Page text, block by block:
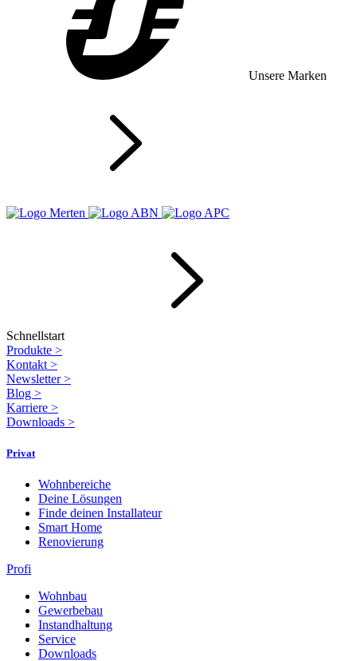
Unsere Marken
Schnellstart
Produkte >
Kontakt >
Newsletter>
Blog >
Karriere >
Downloads >
Privat
Wohnbereiche
Deine Lösungen
Finde deinen Installateur
Smart Home
Renovierung
Profi
Wohnbau
Gewerbebau
Instandhaltung
Service
Downloads